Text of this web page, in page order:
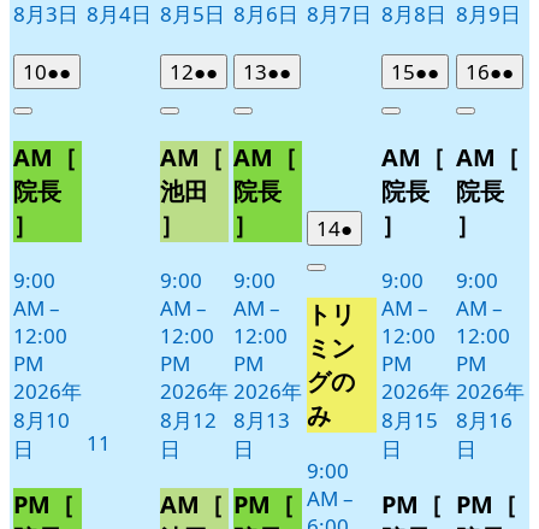
8月3日 8月4日 8月5日 8月6日 8月7日 8月8日 8月9日
102026
年
月
10
日
●●
件
イ
ト)
Close
AM［
院長
］
9:00
AM –
12:00
PM
2026年
8月10
日
PM［
11
122026
年
月
12
日
●●
件
イ
ベ
ト)
Close
AM［
池田
］
9:00
AM –
12:00
PM
2026年
8月12
日
AM［
132026
年
月
13
日
●●
件
イ
ン
ト)
Close
AM［
院長
］
9:00
AM –
12:00
PM
2026年
8月13
日
PM［
142026
年
月
14
日
●
件
ベ
ン
ト)
Close
トリ
ミン
グの
み
9:00
AM –
152026
年
月
15
日
●●
件
イ
ベ
ト)
Close
AM［
院長
］
9:00
AM –
12:00
PM
2026年
8月15
日
PM［
162026
年
月
16
日
●●
件
イ
Close
AM［
院長
］
9:00
AM –
12:00
PM
2026年
8月16
日
PM［